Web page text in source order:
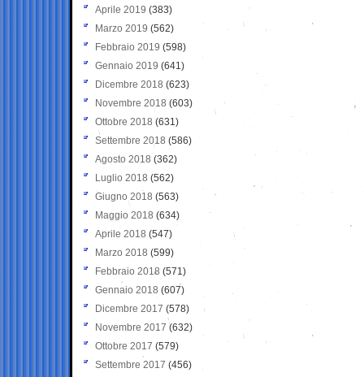
Aprile 2019 (383)
Marzo 2019 (562)
Febbraio 2019 (598)
Gennaio 2019 (641)
Dicembre 2018 (623)
Novembre 2018 (603)
Ottobre 2018 (631)
Settembre 2018 (586)
Agosto 2018 (362)
Luglio 2018 (562)
Giugno 2018 (563)
Maggio 2018 (634)
Aprile 2018 (547)
Marzo 2018 (599)
Febbraio 2018 (571)
Gennaio 2018 (607)
Dicembre 2017 (578)
Novembre 2017 (632)
Ottobre 2017 (579)
Settembre 2017 (456)